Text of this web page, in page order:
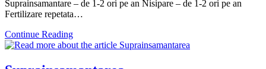
Suprainsamantare – de 1-2 ori pe an Nisipare – de 1-2 ori pe an
Fertilizare repetata…
Continue ReadingOrdinea
lucrarilor